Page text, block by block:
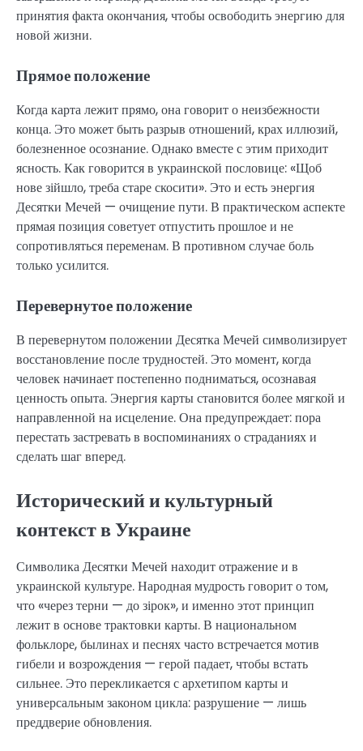
принятия факта окончания, чтобы освободить энергию для
новой жизни.
Прямое положение
Когда карта лежит прямо, она говорит о неизбежности
конца. Это может быть разрыв отношений, крах иллюзий,
болезненное осознание. Однако вместе с этим приходит
ясность. Как говорится в украинской пословице: «Щоб
нове зійшло, треба старе скосити». Это и есть энергия
Десятки Мечей — очищение пути. В практическом аспекте
прямая позиция советует отпустить прошлое и не
сопротивляться переменам. В противном случае боль
только усилится.
Перевернутое положение
В перевернутом положении Десятка Мечей символизирует
восстановление после трудностей. Это момент, когда
человек начинает постепенно подниматься, осознавая
ценность опыта. Энергия карты становится более мягкой и
направленной на исцеление. Она предупреждает: пора
перестать застревать в воспоминаниях о страданиях и
сделать шаг вперед.
Исторический и культурный
контекст в Украине
Символика Десятки Мечей находит отражение и в
украинской культуре. Народная мудрость говорит о том,
что «через терни — до зірок», и именно этот принцип
лежит в основе трактовки карты. В национальном
фольклоре, былинах и песнях часто встречается мотив
гибели и возрождения — герой падает, чтобы встать
сильнее. Это перекликается с архетипом карты и
универсальным законом цикла: разрушение — лишь
преддверие обновления.